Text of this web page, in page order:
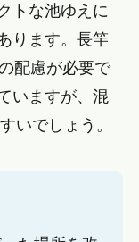
トな池ゆえに
ります。長竿
配慮が必要で
いますが、混
いでしょう。